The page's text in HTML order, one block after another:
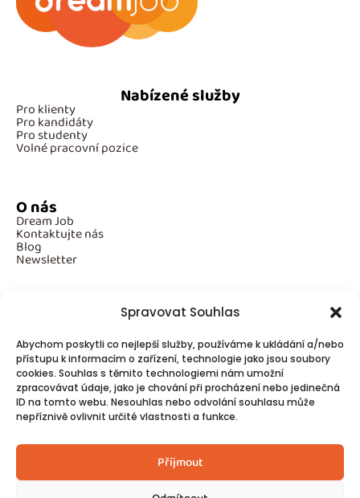
Spravovat Souhlas
Abychom poskytli co nejlepší služby, používáme k ukládání a/nebo
přístupu k informacím o zařízení, technologie jako jsou soubory
cookies. Souhlas s těmito technologiemi nám umožní
zpracovávat údaje, jako je chování při procházení nebo jedinečná
ID na tomto webu. Nesouhlas nebo odvolání souhlasu může
nepříznivě ovlivnit určité vlastnosti a funkce.
Příjmout
Nabízené služby
Pro klienty
Pro kandidáty
Pro studenty
Volné pracovní pozice
O nás
Dream Job
Kontaktujte nás
Blog
Newsletter
Povinné informace
GDPR
Cookies
Spojte se s námi!